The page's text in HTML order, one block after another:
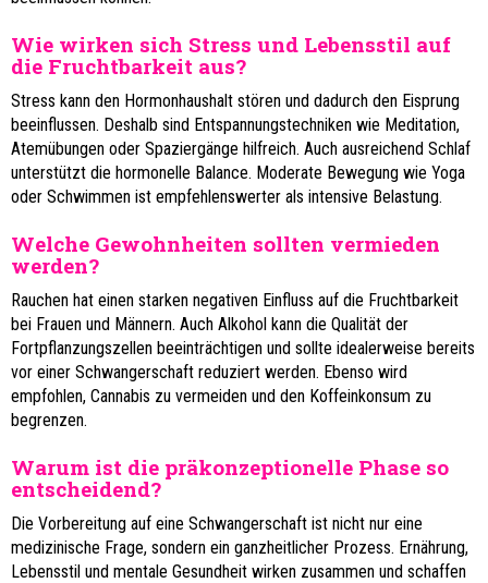
Wie wirken sich Stress und Lebensstil auf
die Fruchtbarkeit aus?
Stress kann den Hormonhaushalt stören und dadurch den Eisprung
beeinflussen. Deshalb sind Entspannungstechniken wie Meditation,
Atemübungen oder Spaziergänge hilfreich. Auch ausreichend Schlaf
unterstützt die hormonelle Balance. Moderate Bewegung wie Yoga
oder Schwimmen ist empfehlenswerter als intensive Belastung.
Welche Gewohnheiten sollten vermieden
werden?
Rauchen hat einen starken negativen Einfluss auf die Fruchtbarkeit
bei Frauen und Männern. Auch Alkohol kann die Qualität der
Fortpflanzungszellen beeinträchtigen und sollte idealerweise bereits
vor einer Schwangerschaft reduziert werden. Ebenso wird
empfohlen, Cannabis zu vermeiden und den Koffeinkonsum zu
begrenzen.
Warum ist die präkonzeptionelle Phase so
entscheidend?
Die Vorbereitung auf eine Schwangerschaft ist nicht nur eine
medizinische Frage, sondern ein ganzheitlicher Prozess. Ernährung,
Lebensstil und mentale Gesundheit wirken zusammen und schaffen